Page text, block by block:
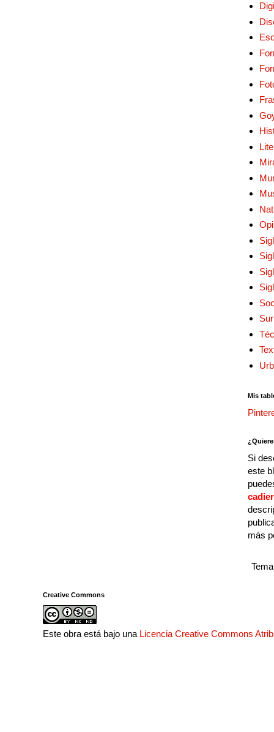
Mis
Si
este
más
Creative Commons
Este obra está bajo una Licencia Creative Commons